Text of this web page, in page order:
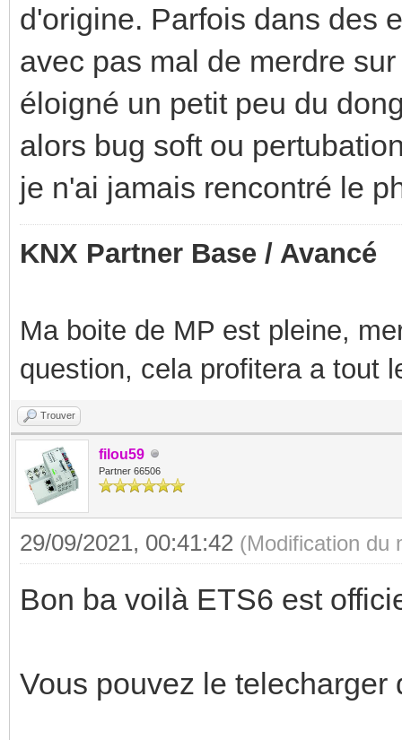
d'origine. Parfois dans des
avec pas mal de merdre
éloigné un petit peu du
alors bug soft ou
je n'ai jamais rencontré le
KNX Partner Base / Avancé
Ma boite de MP est pleine,
question, cela profitera a tout
Trouver
filou59
Partner 66506
29/09/2021, 00:41:42 (Modification du
Bon ba voilà ETS6 est
Vous pouvez le